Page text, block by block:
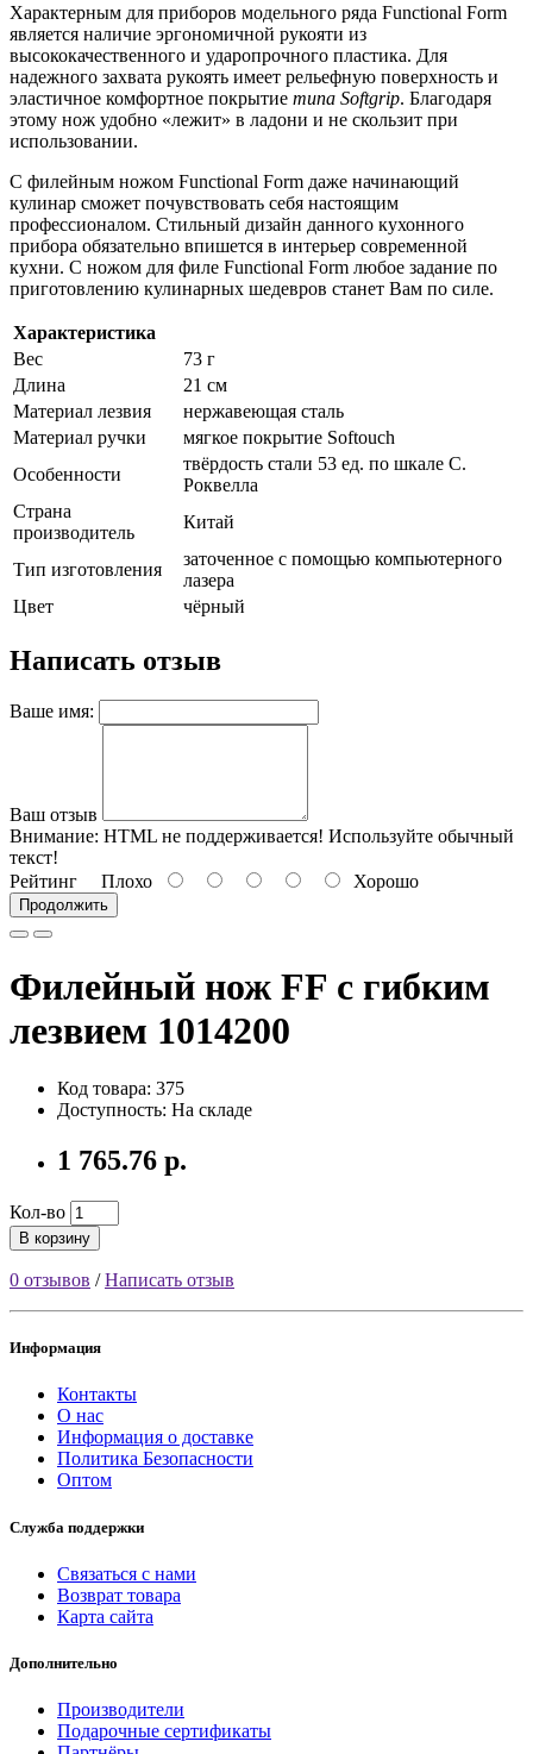
Характерным для приборов модельного ряда Functional Form
является наличие эргономичной рукояти из
высококачественного и ударопрочного пластика. Для
надежного захвата рукоять имеет рельефную поверхность и
эластичное комфортное покрытие типа Softgrip. Благодаря
этому нож удобно «лежит» в ладони и не скользит при
использовании.
С филейным ножом Functional Form даже начинающий
кулинар сможет почувствовать себя настоящим
профессионалом. Стильный дизайн данного кухонного
прибора обязательно впишется в интерьер современной
кухни. С ножом для филе Functional Form любое задание по
приготовлению кулинарных шедевров станет Вам по силе.
Характеристика
Вес
73 г
Длина
21 см
Материал лезвия
нержавеющая сталь
Материал ручки
мягкое покрытие Softouch
Особенности
твёрдость стали 53 ед. по шкале С.
Роквелла
Страна
производитель
Китай
Тип изготовления
заточенное с помощью компьютерного
лазера
Цвет
чёрный
Написать отзыв
Ваше имя:
Ваш отзыв
Внимание: HTML не поддерживается! Используйте обычный
текст!
Рейтинг Плохо Хорошо
Продолжить
Филейный нож FF с гибким
лезвием 1014200
Код товара: 375
Доступность: На складе
1 765.76 р.
Кол-во
В корзину
0 отзывов /Написать отзыв
Информация
Контакты
О нас
Информация о доставке
Политика Безопасности
Оптом
Служба поддержки
Связаться с нами
Возврат товара
Карта сайта
Дополнительно
Производители
Подарочные сертификаты